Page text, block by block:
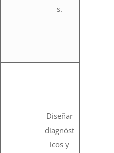
s.
Diseñar
diagnóst
icos y